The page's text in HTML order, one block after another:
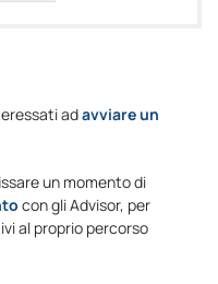
adavviare un
un momento di
con gli Advisor, per
al proprio percorso